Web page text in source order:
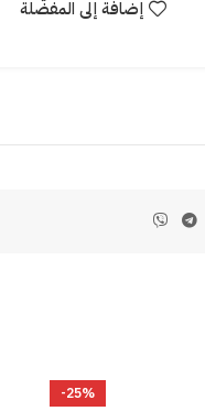
إضافة إلى المفضّلة
-25%